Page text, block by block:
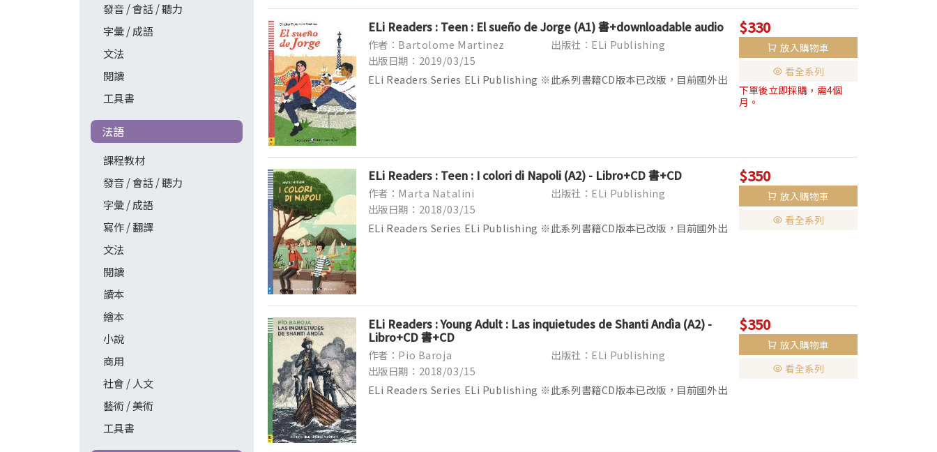
發音 / 會話 / 聽力
字彙 / 成語
文法
閱讀
工具書
法語
課程教材
發音 / 會話 / 聽力
字彙 / 成語
寫作 / 翻譯
文法
閱讀
讀本
繪本
小說
商用
社會 / 人文
藝術 / 美術
工具書
ELi Readers : Teen : El sueño de Jorge (A1) 書+downloadable audio
作者：Bartolome Martinez
出版社：ELi Publishing
出版日期：2019/03/15
ELi Readers Series ELi Publishing ※此系列書籍CD版本已改版，目前國外出
$330
放入購物車
看全系列
下單後立即採購，需4個
月。
ELi Readers : Teen : I colori di Napoli (A2) - Libro+CD 書+CD
作者：Marta Natalini
出版社：ELi Publishing
出版日期：2018/03/15
ELi Readers Series ELi Publishing ※此系列書籍CD版本已改版，目前國外出
$350
放入購物車
看全系列
ELi Readers : Young Adult : Las inquietudes de Shanti Andìa (A2) -
Libro+CD 書+CD
作者：Pio Baroja
出版社：ELi Publishing
出版日期：2018/03/15
ELi Readers Series ELi Publishing ※此系列書籍CD版本已改版，目前國外出
$350
放入購物車
看全系列